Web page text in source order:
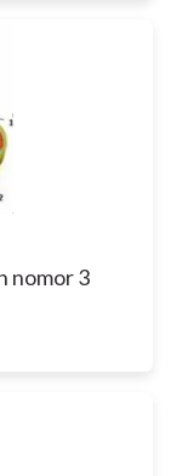
nomor 3